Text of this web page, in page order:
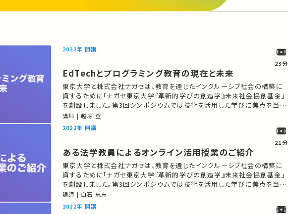
2022年 開講
23分
EdTechとプログラミング教育の現在と未来
東京大学と株式会社ナガセは、教育を通じたインクルーシブ社会の構築に
資するために「ナガセ東京大学『革新的学びの創造学』未来社会協創基金」
を創設しました。第3回シンポジウムでは技術を活用した学びに焦点を当
て、教育へのIT応用やメタバースへの展開など「EdTech」に関する研究およ
び事例をご紹介します。 講師：越塚 登（大学院情報学環/教授） ★あなたの
シェアが、ほかの誰かの学びに繋がるかもしれません。 お気…
講師 | 越塚 登
2022年 開講
21分
ある法学教員によるオンライン活用授業のご紹介
東京大学と株式会社ナガセは、教育を通じたインクルーシブ社会の構築に
資するために「ナガセ東京大学『革新的学びの創造学』未来社会協創基金」
を創設しました。第3回シンポジウムでは技術を活用した学びに焦点を当
て、教育へのIT応用やメタバースへの展開など「EdTech」に関する研究およ
び事例をご紹介します。 講師：白石 忠志（大学院法学政治学研究科/教授）
★あなたのシェアが、ほかの誰かの学びに繋がるかもしれませ…
講師 | 白石 忠志
2022年 開講